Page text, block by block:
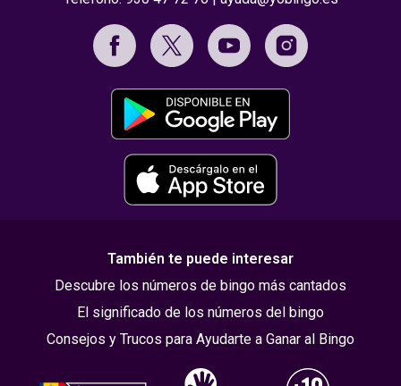
También te puede interesar
Descubre los números de bingo más cantados
El significado de los números del bingo
Consejos y Trucos para Ayudarte a Ganar al Bingo